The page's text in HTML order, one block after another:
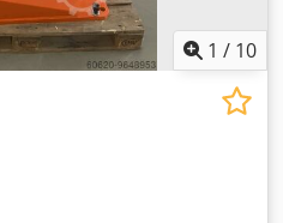
1 / 10